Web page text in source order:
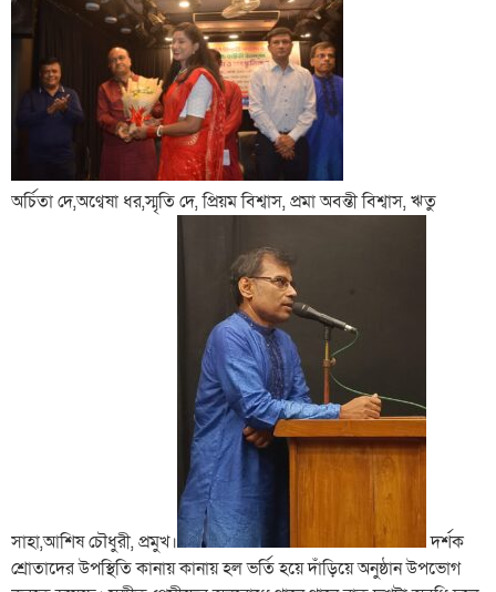
অর্চিতা দে,অণ্বেষা ধর,স্মৃতি দে, প্রিয়ম বিশ্বাস, প্রমা অবন্তী বিশ্বাস, ঋতু
সাহা,আশিষ চৌধুরী, প্রমুখ।
দর্শক
শ্রোতাদের উপস্থিতি কানায় কানায় হল ভর্তি হয়ে দাঁড়িয়ে অনুষ্ঠান উপভোগ